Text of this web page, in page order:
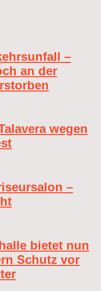
–
an der
wegen
–
bietet nun
Schutz vor